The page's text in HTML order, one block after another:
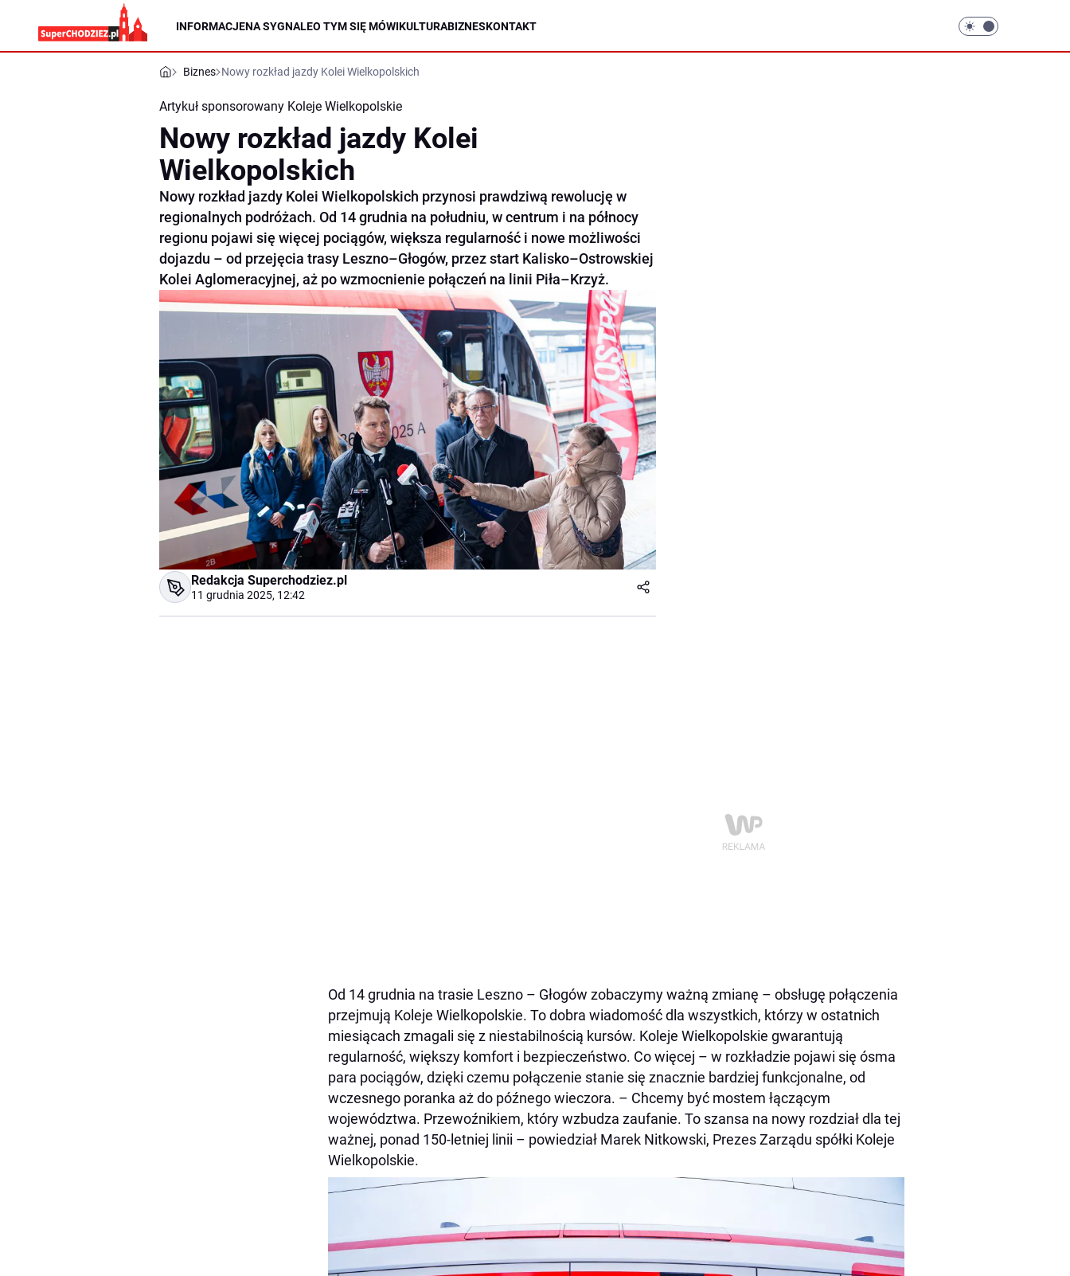
INFORMACJENA SYGNALEO TYM SIĘ MÓWIKULTURABIZNESKONTAKT
Biznes Nowy rozkład jazdy Kolei Wielkopolskich
Artykuł sponsorowany Koleje Wielkopolskie
Nowy rozkład jazdy Kolei
Wielkopolskich
Nowy rozkład jazdy Kolei Wielkopolskich przynosi prawdziwą rewolucję w
regionalnych podróżach. Od 14 grudnia na południu, w centrum i na północy
regionu pojawi się więcej pociągów, większa regularność i nowe możliwości
dojazdu – od przejęcia trasy Leszno–Głogów, przez start Kalisko–Ostrowskiej
Kolei Aglomeracyjnej, aż po wzmocnienie połączeń na linii Piła–Krzyż.
Redakcja Superchodziez.pl
11 grudnia 2025, 12:42
Od 14 grudnia na trasie Leszno – Głogów zobaczymy ważną zmianę – obsługę połączenia
przejmują Koleje Wielkopolskie. To dobra wiadomość dla wszystkich, którzy w ostatnich
miesiącach zmagali się z niestabilnością kursów. Koleje Wielkopolskie gwarantują
regularność, większy komfort i bezpieczeństwo. Co więcej – w rozkładzie pojawi się ósma
para pociągów, dzięki czemu połączenie stanie się znacznie bardziej funkcjonalne, od
wczesnego poranka aż do późnego wieczora. – Chcemy być mostem łączącym
województwa. Przewoźnikiem, który wzbudza zaufanie. To szansa na nowy rozdział dla tej
ważnej, ponad 150-letniej linii – powiedział Marek Nitkowski, Prezes Zarządu spółki Koleje
Wielkopolskie.